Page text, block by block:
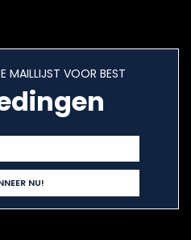
MAILLIJST VOOR BEST